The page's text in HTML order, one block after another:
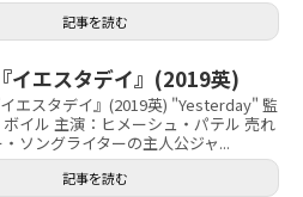
記事を読む
イエスタデイ』(2019英)
イエスタデイ』(2019英) "Yesterday" 監
イル 主演：ヒメーシュ・パテル 売れ
ソングライターの主人公ジャ...
記事を読む